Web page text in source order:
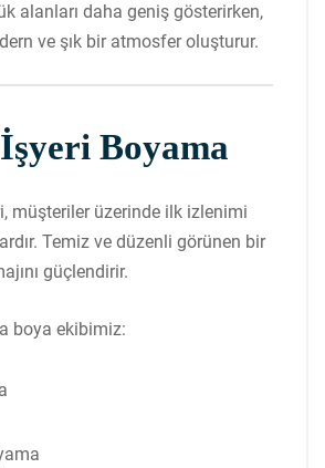
alanları daha geniş gösterirken,
ve şık bir atmosfer oluşturur.
Boyama
müşteriler üzerinde ilk izlenimi
Temiz ve düzenli görünen bir
güçlendirir.
boya ekibimiz: